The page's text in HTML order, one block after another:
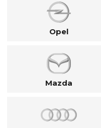
Opel
Mazda